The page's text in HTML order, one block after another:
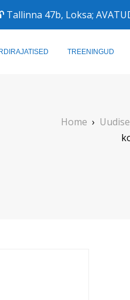
Tallinna 47b, Loksa;
TREENINGUD
Home ›